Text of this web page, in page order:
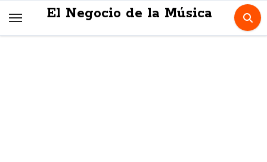
El Negocio de la Música